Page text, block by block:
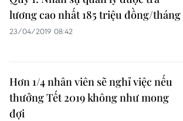
lương cao nhất 185 triệu đồng/tháng
23/04/2019 08:42
Hơn 1/4 nhân viên sẽ nghỉ việc nếu
thưởng Tết 2019 không như mong
đợi